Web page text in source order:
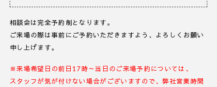
相談会は完全予約制となります。
ご来場の際は事前にご予約いただきますよう、よろしくお願い
申し上げます。
※来場希望日の前日17時～当日のご来場予約については、
スタッフが気が付けない場合がございますので、弊社営業時間